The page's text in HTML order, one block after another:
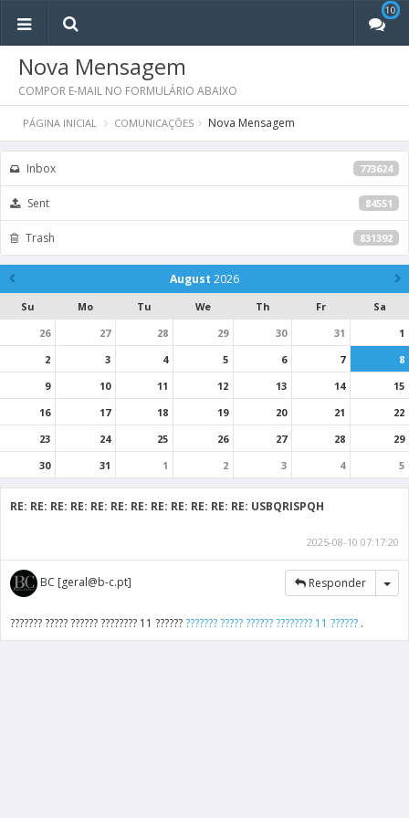
10
10
Nova Mensagem
COMPOR E-MAIL NO FORMULÁRIO ABAIXO
PÁGINA INICIAL COMUNICAÇÕES Nova Mensagem
Inbox 773624
Sent 84551
Trash 831392
August 2026
Su Mo Tu We Th Fr
Sa
26
27 28 29 30 31
1
2
3 4 5 6 7
8
9
10 11 12 13 14
15
16
17 18 19 20 21
22
23
24 25 26 27 28
29
30
31 1 2 3 4 5
RE: RE: RE: RE: RE: RE: RE: RE: RE: RE: RE: RE: USBQRISPQH
2025-08-10 07:17:20
BC [geral@b-c.pt] Responder
??????? ????? ?????? ???????? 11 ????????????? ????? ?????? ???????? 11 ?????? .